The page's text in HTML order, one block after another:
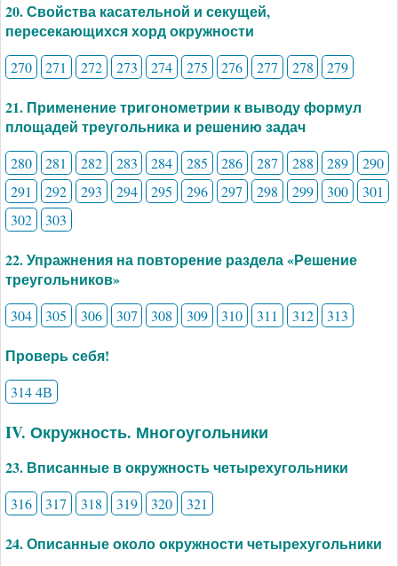
20. Свойства касательной и секущей,
пересекающихся хорд окружности
270 271 272 273 274 275 276 277 278 279
21. Применение тригонометрии к выводу формул
площадей треугольника и решению задач
280 281 282 283 284 285 286 287 288 289
290
291
292 293 294 295 296 297 298 299 300
301
302
303
22. Упражнения на повторение раздела «Решение
треугольников»
304 305 306 307 308 309 310 311 312 313
Проверь себя!
314 4В
IV. Окружность. Многоугольники
23. Вписанные в окружность четырехугольники
316 317 318 319 320 321
24. Описанные около окружности четырехугольники